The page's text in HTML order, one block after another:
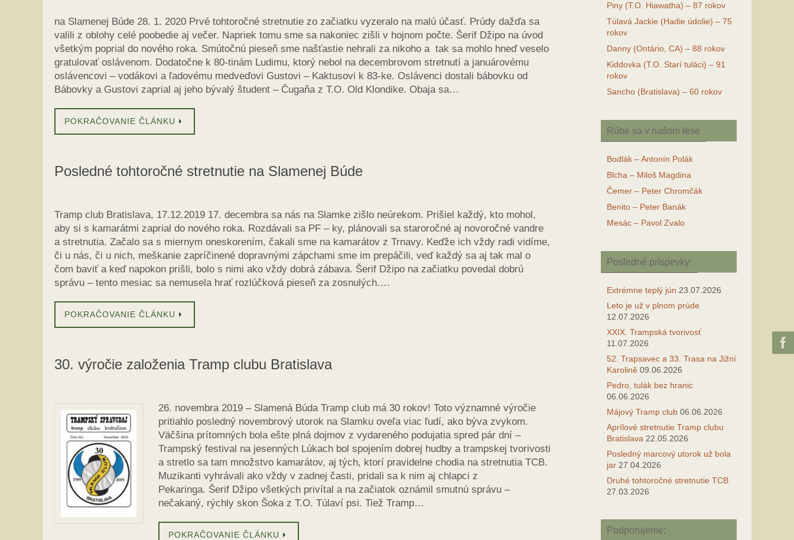
na Slamenej Búde 28. 1. 2020 Prvé tohtoročné stretnutie zo začiatku vyzeralo na malú účasť. Prúdy dažďa sa
valili z oblohy celé poobedie aj večer. Napriek tomu sme sa nakoniec zišli v hojnom počte. Šerif Džipo na úvod
všetkým poprial do nového roka. Smútočnú pieseň sme našťastie nehrali za nikoho a tak sa mohlo hneď veselo
gratulovať oslávenom. Dodatočne k 80-tinám Ludimu, ktorý nebol na decembrovom stretnutí a januárovému
oslávencovi – vodákovi a ľadovému medveďovi Gustovi – Kaktusovi k 83-ke. Oslávenci dostali bábovku od
Bábovky a Gustovi zaprial aj jeho bývalý študent – Čugaňa z T.O. Old Klondike. Obaja sa…
POKRAČOVANIE ČLÁNKU
Posledné tohtoročné stretnutie na Slamenej Búde
Tramp club Bratislava, 17.12.2019 17. decembra sa nás na Slamke zišlo neúrekom. Prišiel každý, kto mohol,
aby si s kamarátmi zaprial do nového roka. Rozdávali sa PF – ky, plánovali sa staroročné aj novoročné vandre
a stretnutia. Začalo sa s miernym oneskorením, čakali sme na kamarátov z Trnavy. Keďže ich vždy radi vidíme,
či u nás, či u nich, meškanie zapríčinené dopravnými zápchami sme im prepáčili, veď každý sa aj tak mal o
čom baviť a keď napokon prišli, bolo s nimi ako vždy dobrá zábava. Šerif Džipo na začiatku povedal dobrú
správu – tento mesiac sa nemusela hrať rozlúčková pieseň za zosnulých….
POKRAČOVANIE ČLÁNKU
30. výročie založenia Tramp clubu Bratislava
26. novembra 2019 – Slamená Búda Tramp club má 30 rokov! Toto významné výročie
pritiahlo posledný novembrový utorok na Slamku oveľa viac ľudí, ako býva zvykom.
Väčšina prítomných bola ešte plná dojmov z vydareného podujatia spred pár dní –
Trampský festival na jesenných Lúkach bol spojením dobrej hudby a trampskej tvorivosti
a stretlo sa tam množstvo kamarátov, aj tých, ktorí pravidelne chodia na stretnutia TCB.
Muzikanti vyhrávali ako vždy v zadnej časti, pridali sa k nim aj chlapci z
Pekaringa. Šerif Džipo všetkých privítal a na začiatok oznámil smutnú správu –
nečakaný, rýchly skon Šoka z T.O. Túlaví psi. Tiež Tramp…
POKRAČOVANIE ČLÁNKU
Piny (T.O. Hiawatha) – 87 rokov
Túlavá Jackie (Hadie údolie) – 75
rokov
Danny (Ontário, CA) – 88 rokov
Kiddovka (T.O. Starí tuláci) – 91
rokov
Sancho (Bratislava) – 60 rokov
Rúbe sa v našom lese
Bodlák – Antonín Polák
Blcha – Miloš Magdina
Čemer – Peter Chromčák
Benito – Peter Banák
Mesác – Pavol Zvalo
Posledné príspevky:
Extrémne teplý jún 23.07.2026
Leto je už v plnom prúde
12.07.2026
XXIX. Trampská tvorivosť
11.07.2026
52. Trapsavec a 33. Trasa na Jižní
Karolině 09.06.2026
Pedro, tulák bez hranic
06.06.2026
Májový Tramp club 06.06.2026
Aprílové stretnutie Tramp clubu
Bratislava 22.05.2026
Posledný marcový utorok už bola
jar 27.04.2026
Druhé tohtoročné stretnutie TCB
27.03.2026
Podporujeme: